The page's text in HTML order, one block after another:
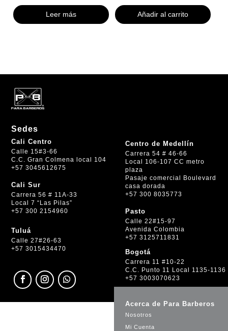
Leer más Añadir al carrito
Sedes
Cali Centro
Calle 15#3-66
C.C. Gran Colmena local 104
+57 3045612675
Cali Sur
Carrera 56 # 11A-33
Local 7 “Las Pilas”
+57 300 2154960
Tuluá
Calle 27#26-63
+57 3015434470
Centro de Medellín
Carrera 54 # 46-66
Local 106-107 CC metro
plaza
Pasaje comercial Boulevard
casa dorada
+57 300 8035773
Pasto
Calle 22#15-97
Avenida Colombia
+57 3125711831
Bogotá
Carrera 11 #10-22
C.C. Punto 11 Local 1135-1136
+57 3003070623
Acerca de Para Barberos
Nosotros
Mi Cuenta